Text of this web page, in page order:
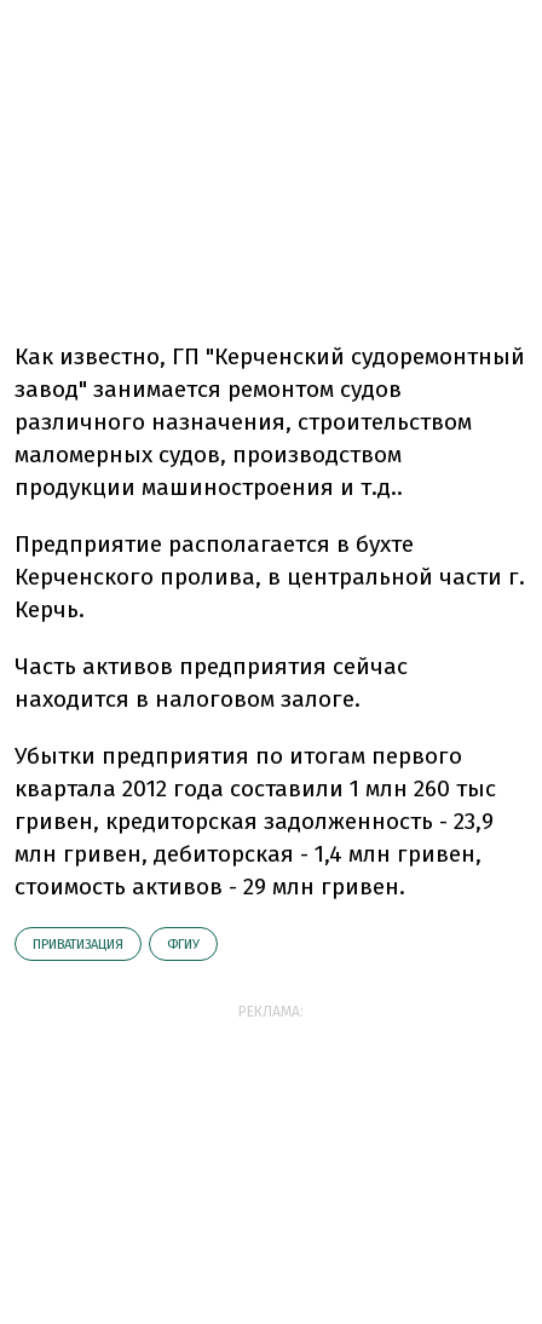
Как известно, ГП "Керченский судоремонтный
завод" занимается ремонтом судов
различного назначения, строительством
маломерных судов, производством
продукции машиностроения и т.д..
Предприятие располагается в бухте
Керченского пролива, в центральной части г.
Керчь.
Часть активов предприятия сейчас
находится в налоговом залоге.
Убытки предприятия по итогам первого
квартала 2012 года составили 1 млн 260 тыс
гривен, кредиторская задолженность - 23,9
млн гривен, дебиторская - 1,4 млн гривен,
стоимость активов - 29 млн гривен.
ПРИВАТИЗАЦИЯ ФГИУ
РЕКЛАМА: